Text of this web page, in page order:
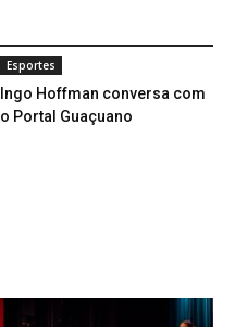
Esportes
Ingo Hoffman conversa com
o Portal Guaçuano